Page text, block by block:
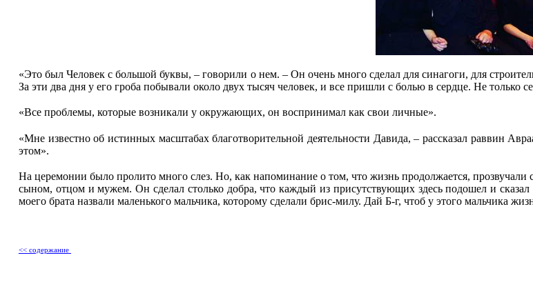
«Это был Человек с большой буквы, – говорили о нем. – Он очень много сделал для синагоги, для
За эти два дня у его гроба побывали около двух тысяч человек, и все пришли с болью в сердце. Не только
«Все проблемы, которые возникали у окружающих, он воспринимал как свои личные».
«Мне известно об истинных масштабах благотворительной деятельности Давида, – рассказал раввин
этом».
На церемонии было пролито много слез. Но, как напоминание о том, что жизнь продолжается,
сыном, отцом и мужем. Он сделал столько добра, что каждый из присутствующих здесь подошел и
моего брата назвали маленького мальчика, которому сделали брис-милу. Дай Б-г, чтоб у этого мальчика
<< содержание